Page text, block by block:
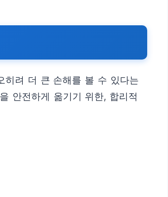
히려 더 큰 손해를 볼 수 있다는
안전하게 옮기기 위한, 합리적